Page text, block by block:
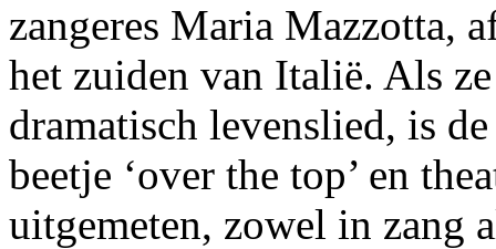
zangeres Maria Mazzotta,
het zuiden van Italië. Als
dramatisch levenslied, is
beetje ‘over the top’ en
uitgemeten, zowel in zang